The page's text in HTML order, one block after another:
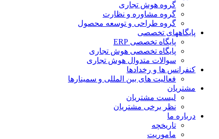
گروه هوش تجاری
گروه مشاوره و نظارت
گروه طراحی و توسعه محصول
پایگاههای تخصصی
پایگاه تخصصی ERP
پایگاه تخصصی هوش تجاری
سوالات متدوال هوش تجاری
کنفرانس ها و رخدادها
فعالیت های بین المللی و سمینارها
مشتریان
لیست مشتریان
نظر برخی مشتریان
درباره ما
تاریخچه
ماموریت